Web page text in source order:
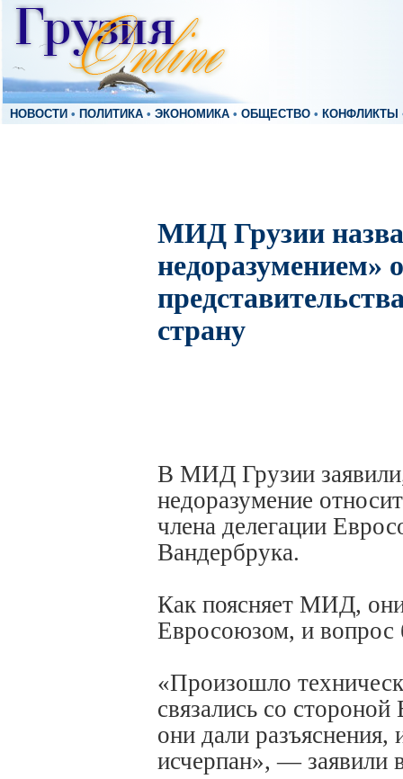
НОВОСТИ • ПОЛИТИКА • ЭКОНОМИКА • ОБЩЕСТВО • КОНФЛИКТЫ
МИД Грузии
недоразумением»
страну
В МИД Грузии
недоразумение
члена делегации
Вандербрука.
Как поясняет МИД, они
Евросоюзом, и вопрос
«Произошло
связались со
они дали разъяснения,
исчерпан», — заявили